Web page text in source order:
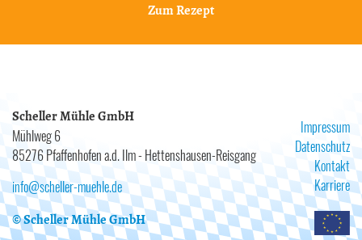
Zum Rezept
Scheller Mühle GmbH
Mühlweg 6
85276 Pfaffenhofen a.d. Ilm - Hettenshausen-Reisgang
info@scheller-muehle.de
© Scheller Mühle GmbH
Impressum
Datenschutz
Kontakt
Karriere